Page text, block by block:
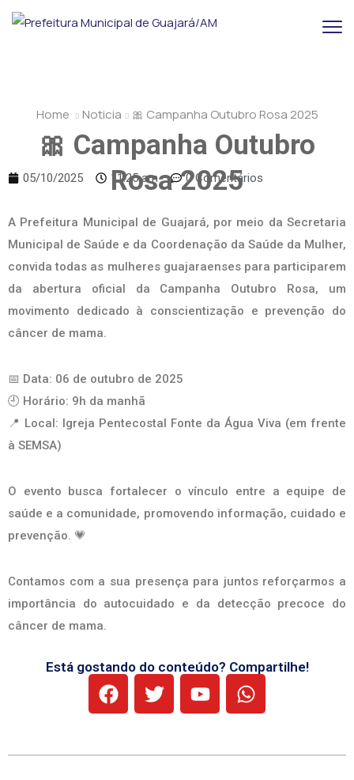
Home Noticia 🎀 Campanha Outubro Rosa 2025
🎀 Campanha Outubro
Rosa 2025
05/10/2025 11:25 am 0 Comentários
A Prefeitura Municipal de Guajará, por meio da Secretaria
Municipal de Saúde e da Coordenação da Saúde da Mulher,
convida todas as mulheres guajaraenses para participarem
da abertura oficial da Campanha Outubro Rosa, um
movimento dedicado à conscientização e prevenção do
câncer de mama.
📅 Data: 06 de outubro de 2025
🕘 Horário: 9h da manhã
📍 Local: Igreja Pentecostal Fonte da Água Viva (em frente
à SEMSA)
O evento busca fortalecer o vínculo entre a equipe de
saúde e a comunidade, promovendo informação, cuidado e
prevenção. 💗
Contamos com a sua presença para juntos reforçarmos a
importância do autocuidado e da detecção precoce do
câncer de mama.
Está gostando do conteúdo? Compartilhe!